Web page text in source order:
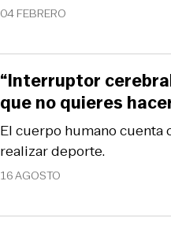
04 FEBRERO
16 AGOSTO
El cuerpo humano cuenta
realizar deporte.
“Interruptor
que no quieres